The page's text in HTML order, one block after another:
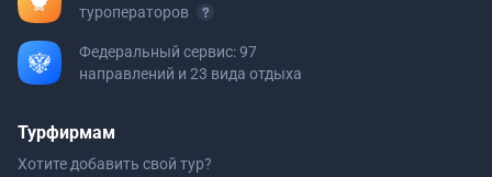
туроператоров
Федеральный сервис: 97
направлений и 23 вида отдыха
Турфирмам
Хотите добавить свой тур?